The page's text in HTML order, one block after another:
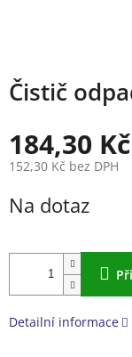
Čistič
184,30 Kč
152,30 Kč bez DPH
cena:
Na dotaz
Detailní informace